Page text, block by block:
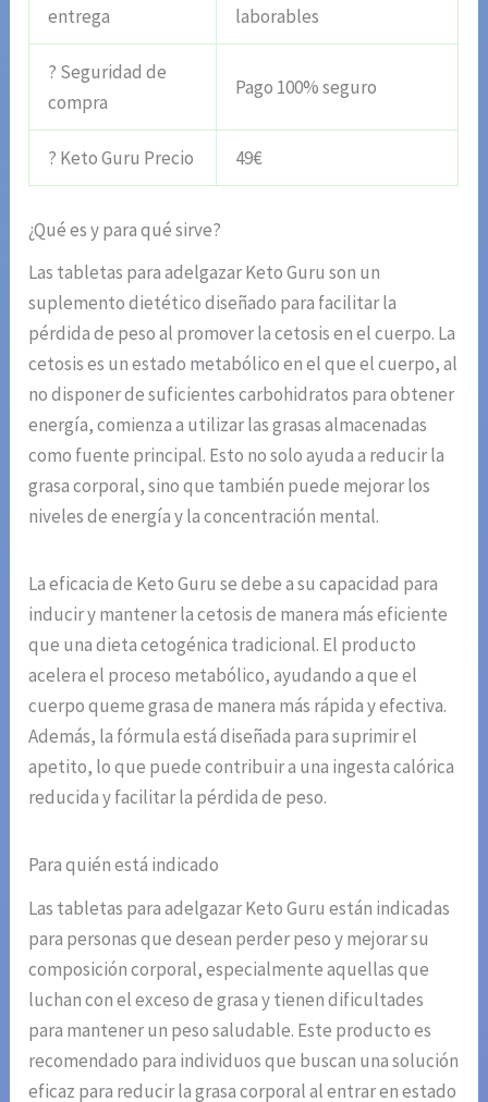
entrega
laborables
? Seguridad de
compra
Pago 100% seguro
? Keto Guru Precio 49€
¿Qué es y para qué sirve?
Las tabletas para adelgazar Keto Guru son un
suplemento dietético diseñado para facilitar la
pérdida de peso al promover la cetosis en el cuerpo. La
cetosis es un estado metabólico en el que el cuerpo, al
no disponer de suficientes carbohidratos para obtener
energía, comienza a utilizar las grasas almacenadas
como fuente principal. Esto no solo ayuda a reducir la
grasa corporal, sino que también puede mejorar los
niveles de energía y la concentración mental.
La eficacia de Keto Guru se debe a su capacidad para
inducir y mantener la cetosis de manera más eficiente
que una dieta cetogénica tradicional. El producto
acelera el proceso metabólico, ayudando a que el
cuerpo queme grasa de manera más rápida y efectiva.
Además, la fórmula está diseñada para suprimir el
apetito, lo que puede contribuir a una ingesta calórica
reducida y facilitar la pérdida de peso.
Para quién está indicado
Las tabletas para adelgazar Keto Guru están indicadas
para personas que desean perder peso y mejorar su
composición corporal, especialmente aquellas que
luchan con el exceso de grasa y tienen dificultades
para mantener un peso saludable. Este producto es
recomendado para individuos que buscan una solución
eficaz para reducir la grasa corporal al entrar en estado